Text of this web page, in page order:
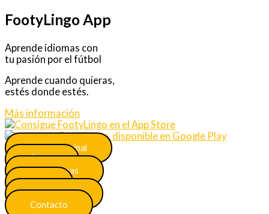
FootyLingo App
Aprende idiomas con
tu pasión por el fútbol
Aprende cuando quieras,
estés donde estés.
Más información
Menú principal
Únete
Más idiomas
FAQ
Certificados
Contacto